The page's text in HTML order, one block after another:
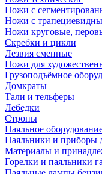
Ножи с
Ножи с
Ножи круговые,
Скребки и цикли
Лезвия сменные
Ножи для
Грузоподъёмное
Домкраты
Тали и тельферы
Лебедки
Стропы
Паяльное
Паяльники и приборы
Материалы и
Горелки и паяльники